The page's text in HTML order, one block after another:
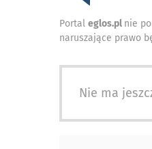
Portal eglos.pl nie
naruszające prawo
Nie ma